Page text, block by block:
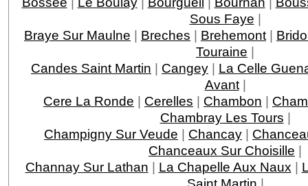
Sous Faye |
Braye Sur Maulne | Breches | Brehemont |
Touraine |
Candes Saint Martin | Cangey | La Celle
Avant|
Cere La Ronde | Cerelles | Chambon |
Chambray Les Tours |
Champigny Sur Veude | Chancay |
Chanceaux Sur Choisille |
Channay Sur Lathan | La Chapelle Aux Naux |
Saint Martin |